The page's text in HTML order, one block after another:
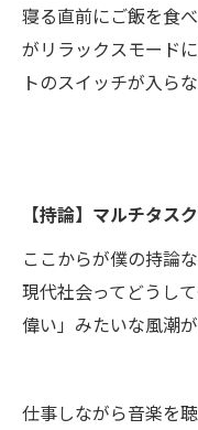
寝る直前にご飯を食
がリラックスモード
トのスイッチが入ら
【持論】マルチタス
ここからが僕の持論な
現代社会ってどうし
偉い」みたいな風潮
仕事しながら音楽を